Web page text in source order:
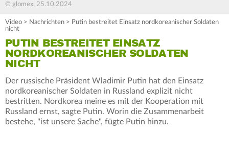
© glomex, 25.10.2024
Video > Nachrichten > Putin bestreitet Einsatz nordkoreanischer Soldaten
nicht
PUTIN BESTREITET EINSATZ
NORDKOREANISCHER SOLDATEN
NICHT
Der russische Präsident Wladimir Putin hat den Einsatz
nordkoreanischer Soldaten in Russland explizit nicht
bestritten. Nordkorea meine es mit der Kooperation mit
Russland ernst, sagte Putin. Worin die Zusammenarbeit
bestehe, "ist unsere Sache", fügte Putin hinzu.